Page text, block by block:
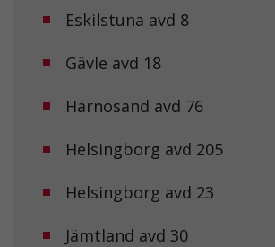
Eskilstuna avd 8
Gävle avd 18
Härnösand avd 76
Helsingborg avd 205
Helsingborg avd 23
Jämtland avd 30